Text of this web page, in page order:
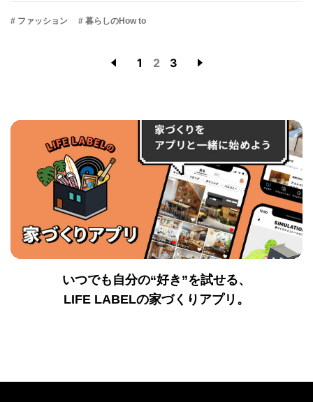
# ファッション # 暮らしのHow to
1 2 3
いつでも自分の“好き”を試せる、
LIFE LABELの家づくりアプリ。